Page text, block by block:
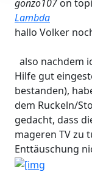
gonzo107on
Lambda
hallo Volker
also nachdem
Hilfe gut
bestanden),
dem Ruckeln/
gedacht, dass
mageren TV zu
Enttäuschung